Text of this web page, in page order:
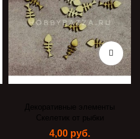
Декоративные элементы
Скелетик от рыбки
4,00 руб.